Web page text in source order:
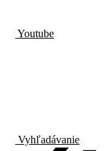
Youtube
Vyhľadávanie